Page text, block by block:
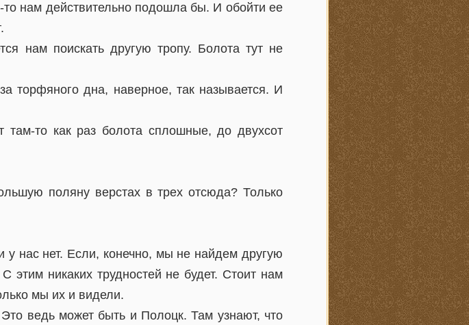
то нам действительно подошла бы. И обойти ее
нам поискать другую тропу. Болота тут не
торфяного дна, наверное, так называется. И
то как раз болота сплошные, до двухсот
поляну верстах в трех отсюда? Только
у нас нет. Если, конечно, мы не найдем другую
никаких трудностей не будет. Стоит нам
мы их и видели.
ведь может быть и Полоцк. Там узнают, что